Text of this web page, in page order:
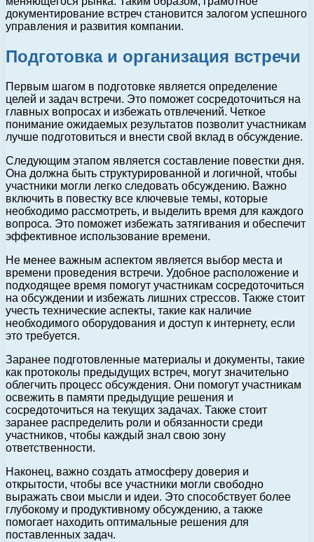
документирование встреч становится залогом успешного
управления и развития компании.
Подготовка и организация встречи
Первым шагом в подготовке является определение
целей и задач встречи. Это поможет сосредоточиться на
главных вопросах и избежать отвлечений. Четкое
понимание ожидаемых результатов позволит участникам
лучше подготовиться и внести свой вклад в обсуждение.
Следующим этапом является составление повестки дня.
Она должна быть структурированной и логичной, чтобы
участники могли легко следовать обсуждению. Важно
включить в повестку все ключевые темы, которые
необходимо рассмотреть, и выделить время для каждого
вопроса. Это поможет избежать затягивания и обеспечит
эффективное использование времени.
Не менее важным аспектом является выбор места и
времени проведения встречи. Удобное расположение и
подходящее время помогут участникам сосредоточиться
на обсуждении и избежать лишних стрессов. Также стоит
учесть технические аспекты, такие как наличие
необходимого оборудования и доступ к интернету, если
это требуется.
Заранее подготовленные материалы и документы, такие
как протоколы предыдущих встреч, могут значительно
облегчить процесс обсуждения. Они помогут участникам
освежить в памяти предыдущие решения и
сосредоточиться на текущих задачах. Также стоит
заранее распределить роли и обязанности среди
участников, чтобы каждый знал свою зону
ответственности.
Наконец, важно создать атмосферу доверия и
открытости, чтобы все участники могли свободно
выражать свои мысли и идеи. Это способствует более
глубокому и продуктивному обсуждению, а также
помогает находить оптимальные решения для
поставленных задач.